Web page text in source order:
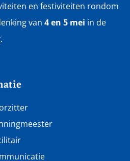
en festiviteiten rondom
van 4 en 5 mei in de